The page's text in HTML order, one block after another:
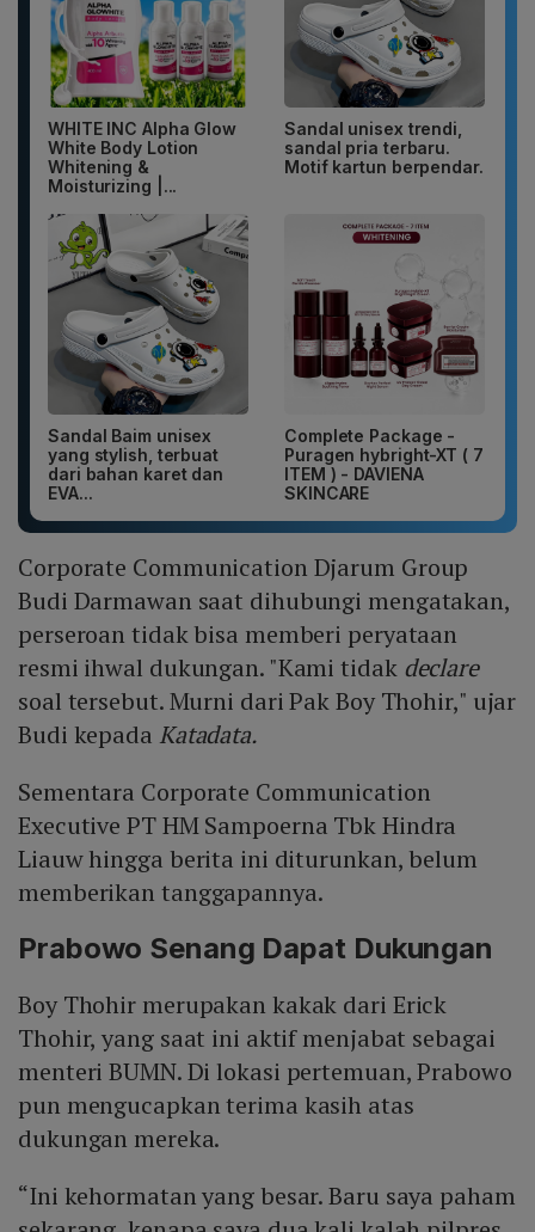
WHITE INC Alpha Glow
White Body Lotion
Whitening &
Moisturizing |...
Sandal unisex trendi,
sandal pria terbaru.
Motif kartun berpendar.
Sandal Baim unisex
yang stylish, terbuat
dari bahan karet dan
EVA...
Complete Package -
Puragen hybright-XT ( 7
ITEM ) - DAVIENA
SKINCARE
Corporate Communication Djarum Group
Budi Darmawan saat dihubungi mengatakan,
perseroan tidak bisa memberi peryataan
resmi ihwal dukungan. "Kami tidakdeclare
soal tersebut. Murni dari Pak Boy Thohir," ujar
Budi kepada Katadata.
Sementara Corporate Communication
Executive PT HM Sampoerna Tbk Hindra
Liauw hingga berita ini diturunkan, belum
memberikan tanggapannya.
Prabowo Senang Dapat Dukungan
Boy Thohir merupakan kakak dari Erick
Thohir, yang saat ini aktif menjabat sebagai
menteri BUMN. Di lokasi pertemuan, Prabowo
pun mengucapkan terima kasih atas
dukungan mereka.
“Ini kehormatan yang besar. Baru saya paham